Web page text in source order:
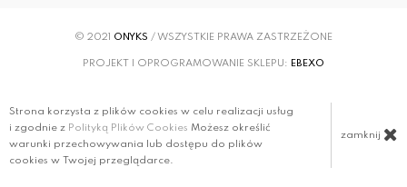
© 2021 ONYKS / WSZYSTKIE PRAWA ZASTRZEŻONE
PROJEKT I OPROGRAMOWANIE SKLEPU: EBEXO
Strona korzysta z plików cookies w celu realizacji usług
i zgodnie z Polityką Plików Cookies Możesz określić
warunki przechowywania lub dostępu do plików
cookies w Twojej przeglądarce.
zamknij